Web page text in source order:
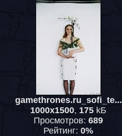
gamethrones.ru_sofi_te...
1000x1500, 175 kБ
Просмотров: 689
Рейтинг: 0%